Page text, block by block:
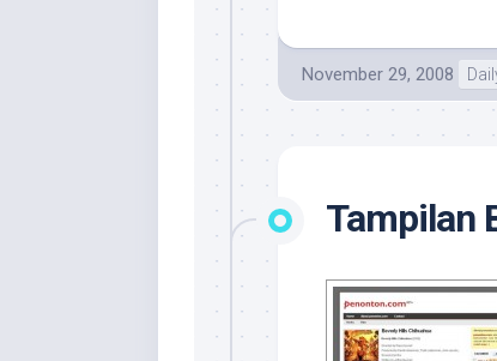
November 29, 2008
Tampilan